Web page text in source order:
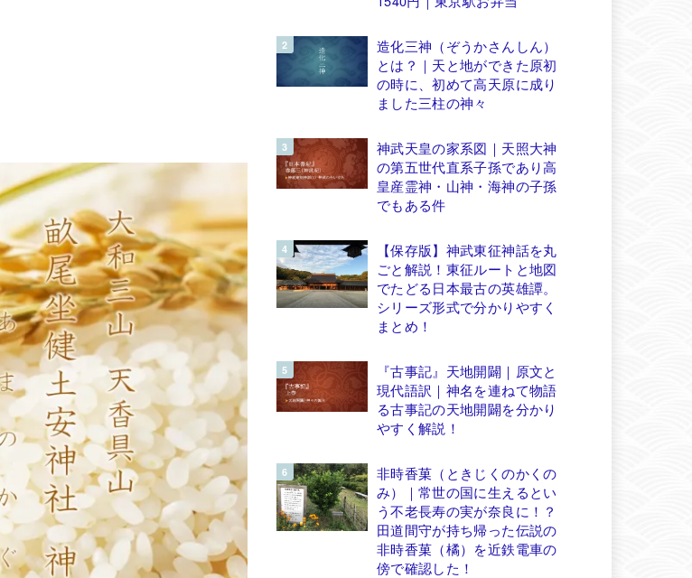
造化三神（ぞうかさんしん）
とは？｜天と地ができた原初
の時に、初めて高天原に成り
ました三柱の神々
神武天皇の家系図｜天照大神
の第五世代直系子孫であり高
皇産霊神・山神・海神の子孫
でもある件
【保存版】神武東征神話を丸
ごと解説！東征ルートと地図
でたどる日本最古の英雄譚。
シリーズ形式で分かりやすく
まとめ！
『古事記』天地開闢｜原文と
現代語訳｜神名を連ねて物語
る古事記の天地開闢を分かり
やすく解説！
非時香菓（ときじくのかくの
み）｜常世の国に生えるとい
う不老長寿の実が奈良に！？
田道間守が持ち帰った伝説の
非時香菓（橘）を近鉄電車の
傍で確認した！